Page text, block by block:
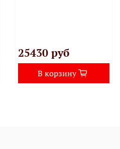
25430 руб
В корзину